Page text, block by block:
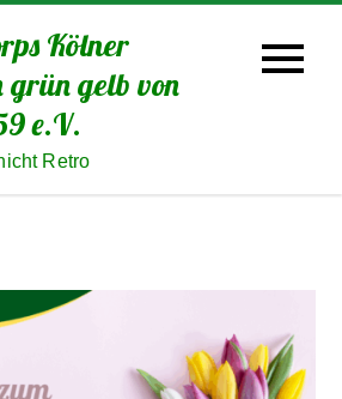
Kölner
grün gelb von
e.V.
Retro